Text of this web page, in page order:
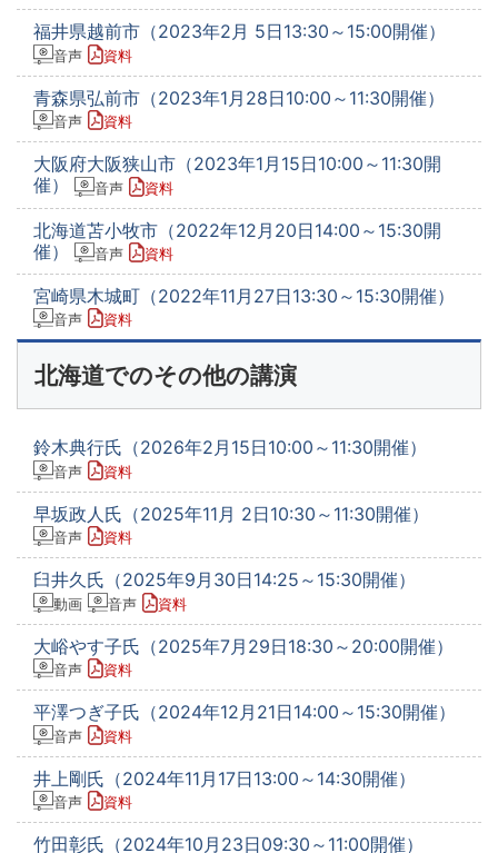
福井県越前市（2023年2月 5日13:30～15:00開催）
音声 資料
青森県弘前市（2023年1月28日10:00～11:30開催）
音声 資料
大阪府大阪狭山市（2023年1月15日10:00～11:30開
催）
音声 資料
北海道苫小牧市（2022年12月20日14:00～15:30開
催）
音声 資料
宮崎県木城町（2022年11月27日13:30～15:30開催）
音声 資料
北海道でのその他の講演
鈴木典行氏（2026年2月15日10:00～11:30開催）
音声 資料
早坂政人氏（2025年11月 2日10:30～11:30開催）
音声 資料
臼井久氏（2025年9月30日14:25～15:30開催）
動画 音声 資料
大峪やす子氏（2025年7月29日18:30～20:00開催）
音声 資料
平澤つぎ子氏（2024年12月21日14:00～15:30開催）
音声 資料
井上剛氏（2024年11月17日13:00～14:30開催）
音声 資料
竹田彰氏（2024年10月23日09:30～11:00開催）